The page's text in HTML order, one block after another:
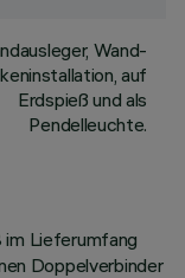
Wand-
auf
Erdspieß und als
Pendelleuchte.
Lieferumfang
Doppelverbinder